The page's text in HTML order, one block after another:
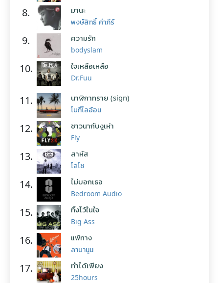
8. มานะ
พงษ์สิทธิ์ คำภีร์
9. ความรัก
bodyslam
10. ใจเหลือเหลือ
Dr.Fuu
11. นาฬิกาทราย (sign)
โบกี้ไลอ้อน
12. ชาวนากับงูเห่า
Fly
13. สาหัส
โลโซ
14. ไม่บอกเธอ
Bedroom Audio
15. ทิ้งไว้ในใจ
Big Ass
16. แพ้ทาง
ลาบานูน
17. ทำได้เพียง
25hours